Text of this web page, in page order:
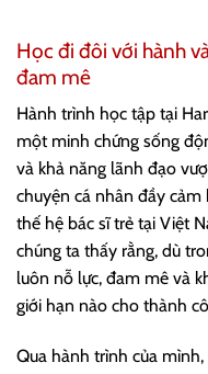
Học đi đôi với hành
đam mê
Hành trình học tập tại
một minh chứng sống
và khả năng lãnh đạo
chuyện cá nhân đầy
thế hệ bác sĩ trẻ tại Việt
chúng ta thấy rằng, dù
luôn nỗ lực, đam mê và
giới hạn nào cho thành
Qua hành trình của